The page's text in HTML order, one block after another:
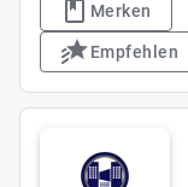
Merken
Empfehlen